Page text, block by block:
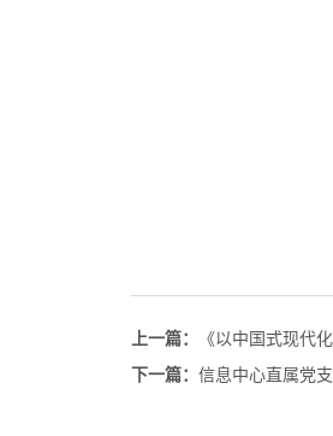
上一篇：
《以中国式现代
下一篇： 信息中心直属党